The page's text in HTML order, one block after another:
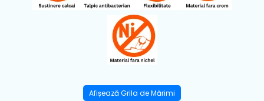
Afișează Grila de Mărimi